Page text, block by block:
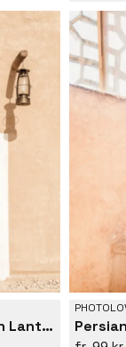
Arabian Door With Lanterns